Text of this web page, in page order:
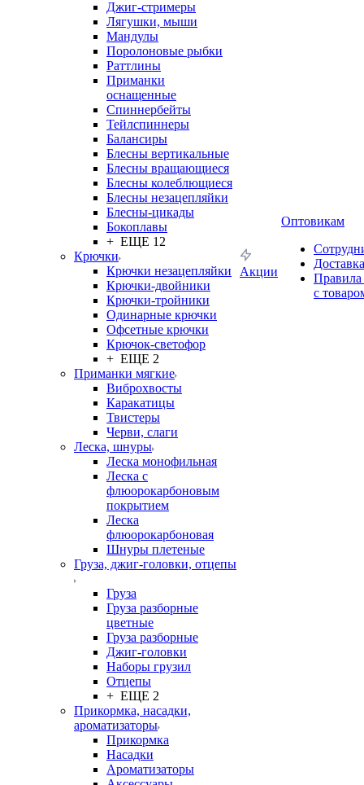
Джиг-стримеры
Лягушки, мыши
Мандулы
Поролоновые рыбки
Раттлины
Приманки
оснащенные
Спиннербейты
Тейлспиннеры
Балансиры
Блесны вертикальные
Блесны вращающиеся
Блесны колеблющиеся
Блесны незацепляйки
Блесны-цикады
Бокоплавы
+ ЕЩЕ 12
Крючки
Крючки незацепляйки
Крючки-двойники
Крючки-тройники
Одинарные крючки
Офсетные крючки
Крючок-светофор
+ ЕЩЕ 2
Приманки мягкие
Виброхвосты
Каракатицы
Твистеры
Черви, слаги
Леска, шнуры
Леска монофильная
Леска с
флюорокарбоновым
покрытием
Леска
флюорокарбоновая
Шнуры плетеные
Груза, джиг-головки, отцепы
Груза
Груза разборные
цветные
Груза разборные
Джиг-головки
Наборы грузил
Отцепы
+ ЕЩЕ 2
Прикормка, насадки,
ароматизаторы
Прикормка
Насадки
Ароматизаторы
Акции
Оптовикам
Доставка
Правила
с